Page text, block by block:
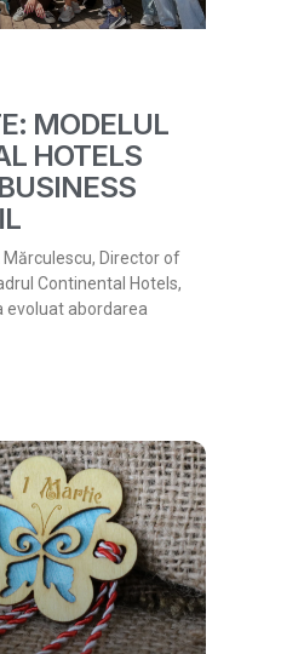
MODELUL
HOTELS
Mărculescu, Director of
Continental Hotels,
evoluat abordarea